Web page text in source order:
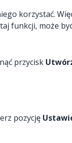
korzystać.
funkcji, może
przycisk
pozycję